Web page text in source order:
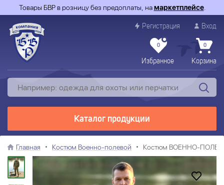
Товары БВР в розницу без предоплаты, намаркетплейсе.
Регистрация Вход
0
Избранное
0
Корзина
Каталог продукции
Главная Костюм Военно-полевой Костюм ВОЕННО-